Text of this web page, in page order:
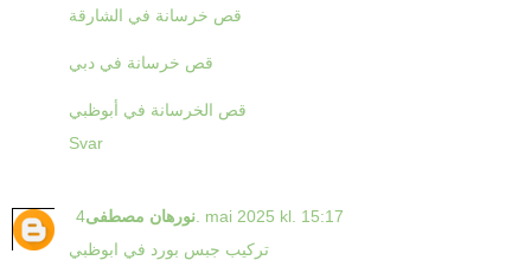
قص خرسانة في الشارقة
قص خرسانة في دبي
قص الخرسانة في أبوظبي
Svar
نورهان مصطفى 4. mai 2025 kl. 15:17
تركيب جبس بورد في ابوظبي